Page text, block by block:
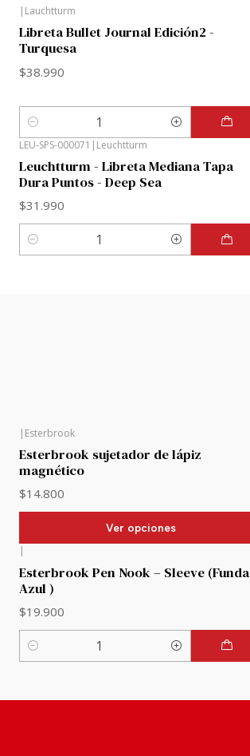
| Lauchtturm
Libreta Bullet Journal Edición2 -
Turquesa
$38.990
Cantidad
LEU-SPS-000071 | Leuchtturm
Leuchtturm - Libreta Mediana Tapa
Dura Puntos - Deep Sea
$31.990
Cantidad
| Esterbrook
Esterbrook sujetador de lápiz
magnético
$14.800
Ver opciones
|
Esterbrook Pen Nook – Sleeve (Funda
Azul )
$19.900
Cantidad